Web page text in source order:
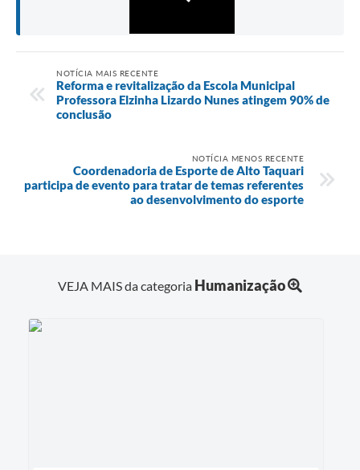
NOTÍCIA MAIS RECENTE
Reforma e revitalização da Escola Municipal
Professora Elzinha Lizardo Nunes atingem 90% de
conclusão
NOTÍCIA MENOS RECENTE
Coordenadoria de Esporte de Alto Taquari
participa de evento para tratar de temas referentes
ao desenvolvimento do esporte
VEJA MAIS da categoria Humanização